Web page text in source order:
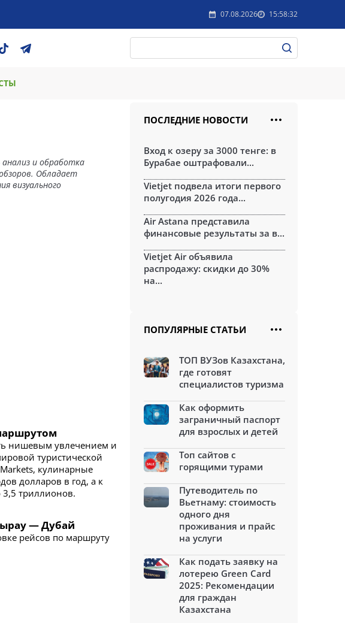
07.08.2026 15:58:32
и обработка
Обладает
визуального
нишевым увлечением и
туристической
кулинарные
долларов в год, а к
3,5 триллионов.
— Дубай
рейсов по маршруту
ПОСЛЕДНИЕ НОВОСТИ
Вход к озеру за 3000 тенге: в
Бурабае оштрафовали...
Vietjet подвела итоги первого
полугодия 2026 года...
Air Astana представила
финансовые результаты за в...
Vietjet Air объявила
распродажу: скидки до 30%
на...
ПОПУЛЯРНЫЕ СТАТЬИ
ТОП ВУЗов Казахстана,
где готовят
специалистов туризма
Как оформить
заграничный паспорт
для взрослых и детей
Топ сайтов с
горящими турами
Путеводитель по
Вьетнаму: стоимость
одного дня
проживания и прайс
на услуги
Как подать заявку на
лотерею Green Card
2025: Рекомендации
для граждан
Казахстана